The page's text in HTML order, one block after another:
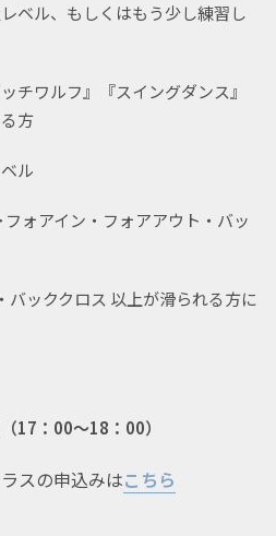
ベル、もしくはもう少し練習し
チワルフ』『スイングダンス』
方
ル
ォアイン・フォアアウト・バッ
ッククロス 以上が滑られる方に
17：00～18：00）
スの申込みはこちら